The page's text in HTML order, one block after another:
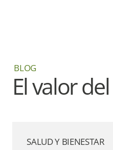
BLOG
El valor
SALUD Y BIENESTAR